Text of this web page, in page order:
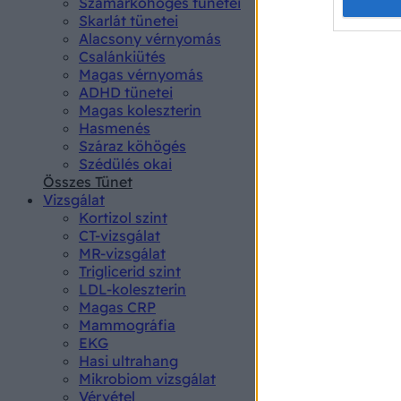
Skarlát tünetei
Alacsony vérnyomás
Csalánkiütés
Magas vérnyomás
ADHD tünetei
Magas koleszterin
Hasmenés
Száraz köhögés
Szédülés okai
Összes Tünet
Vizsgálat
Kortizol szint
CT-vizsgálat
MR-vizsgálat
Triglicerid szint
LDL-koleszterin
Magas CRP
Mammográfia
EKG
Hasi ultrahang
Mikrobiom vizsgálat
Vérvétel